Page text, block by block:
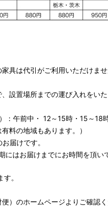
具は代引がご利用いただけませ
設置場所までの運び入れをいた
：午前中・ 12～15時・15～18
料の地域もあります。）
届けです。
はお届けまでにお時間を頂
。
） のホームページよりご確認く